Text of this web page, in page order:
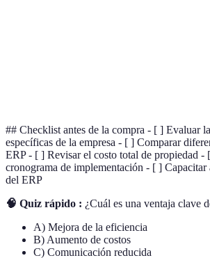
## Checklist antes de la compra - [ ] Evaluar
específicas de la empresa - [ ] Comparar
ERP - [ ] Revisar el costo total de propiedad -
cronograma de implementación - [ ] Capacitar
del ERP
🧠 Quiz rápido : ¿Cuál es una ventaja clave
A) Mejora de la eficiencia
B) Aumento de costos
C) Comunicación reducida